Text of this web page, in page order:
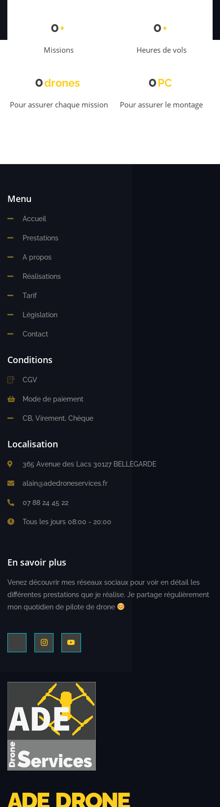
0+
Missions
0+
Heures de vols
0drones
Pour assurer chaque mission
0PC
Pour assurer le montage
En savoir plus
Venez découvrir mes réseaux sociaux pour voir en détail les
différentes prestations que je réalise. Je partage régulièrement
mon quotidien de pilote de drone
Menu
Accueil
Prestations
A propos
Réalisations
Tarif
Législation
Contact
Conditions
CGV
Mode de paiement
CB, Virement, Chèque
Localisation
365 Avenue des Lacs 30127 BELLEGARDE
alain@adedroneservices.fr
07 88 24 45 22
Tous les jours 08:00 - 20:00
ADE DRONE